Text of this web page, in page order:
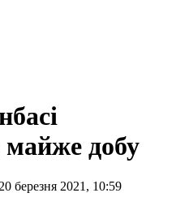
добу
березня 2021, 10:59